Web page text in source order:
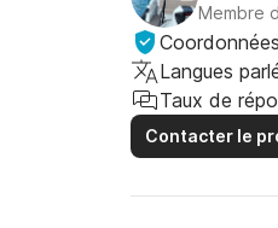
Membre
Langues
Taux de
Contacter le